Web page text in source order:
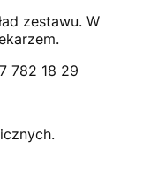
zestawu. W
782 18 29